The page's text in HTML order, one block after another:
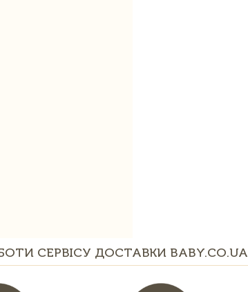
СЕРВІСУ ДОСТАВКИ BABY.CO.UA